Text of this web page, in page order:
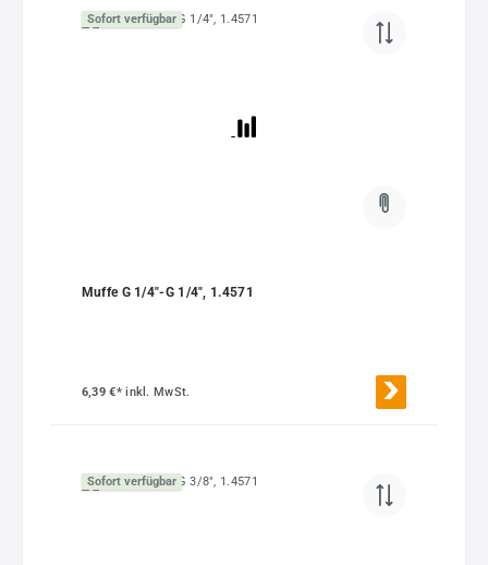
Sofort verfügbar
Muffe G 1/4"-G 1/4", 1.4571
6,39 €*inkl. MwSt.
Sofort verfügbar